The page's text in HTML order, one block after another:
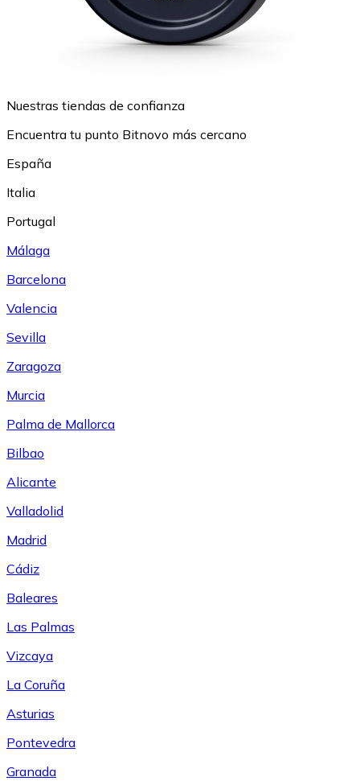
Nuestras tiendas de confianza
Encuentra tu punto Bitnovo más cercano
España
Italia
Portugal
Málaga
Barcelona
Valencia
Sevilla
Zaragoza
Murcia
Palma de Mallorca
Bilbao
Alicante
Valladolid
Madrid
Cádiz
Baleares
Las Palmas
Vizcaya
La Coruña
Asturias
Pontevedra
Granada